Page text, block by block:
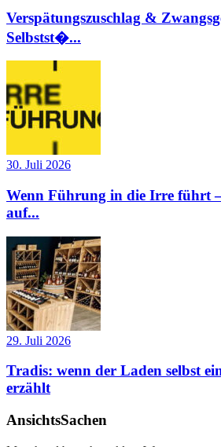
Verspätungszuschlag &
Selbstst�...
30. Juli 2026
Wenn Führung in die Irre führt
auf...
29. Juli 2026
Tradis: wenn der Laden selbst
erzählt
AnsichtsSachen